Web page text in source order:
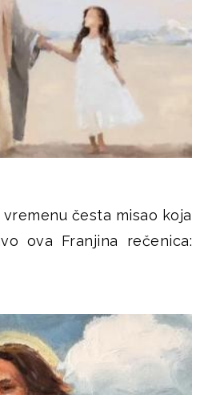
česta misao koja
ova Franjina rečenica: